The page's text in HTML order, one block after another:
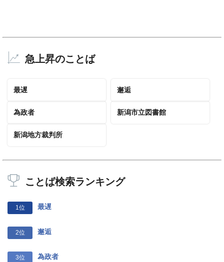
急上昇のことば
最遅 邂逅
為政者 新潟市立図書館
新潟地方裁判所
ことば検索ランキング
1位 最遅
2位 邂逅
3位 為政者